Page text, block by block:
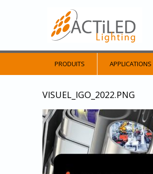
PRODUITS APPLICATIONS
VISUEL_IGO_2022.PNG